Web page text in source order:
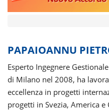
PAPAIOANNU
Esperto Ingegnere
di Milano nel 2008, ha
eccellenza in progetti
progetti in Svezia, America